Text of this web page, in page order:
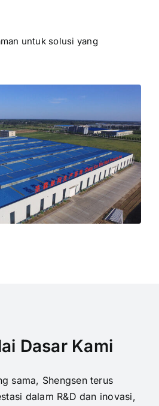
untuk solusi yang
Dasar Kami
sama, Shengsen terus
dalam R&D dan inovasi,